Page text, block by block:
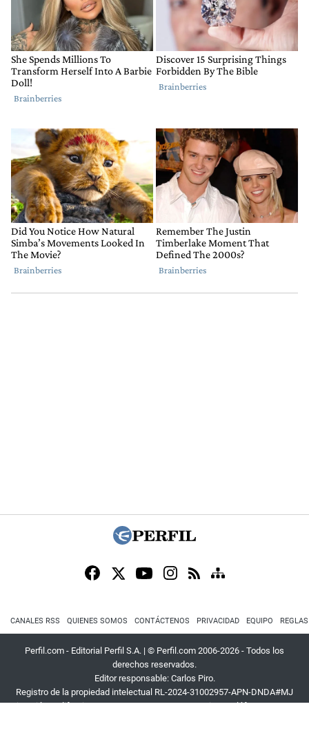
CANALES RSS QUIENES SOMOS CONTÁCTENOS PRIVACIDAD EQUIPO
Perfil.com - Editorial Perfil S.A. | © Perfil.com 2006-2026 - Todos los
derechos reservados.
Editor responsable: Carlos Piro.
Registro de la propiedad intelectual RL-2024-31002957-APN-DNDA#MJ
Dirección:California 2715,C1289ABI,CABA, Argentina| Teléfono:+54 9 11